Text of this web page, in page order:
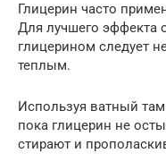
Глицерин часто
Для лучшего эффекта
глицерином следует
теплым.
Используя ватный
пока глицерин не
стирают и